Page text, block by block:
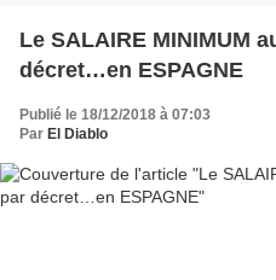
Le SALAIRE MINIMUM
décret…en ESPAGNE
Publié le 18/12/2018 à 07:03
Par El Diablo